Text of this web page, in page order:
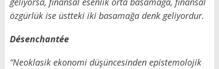
özgürlük ise üstteki iki basamağa denk geliyordur.
Désenchantée
“Neoklasik ekonomi düşüncesinden epistemolojik